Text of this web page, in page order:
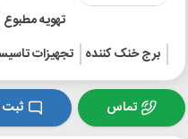
تهویه مطبوع
برج خنک کننده
تجهیزات
تماس ثبت